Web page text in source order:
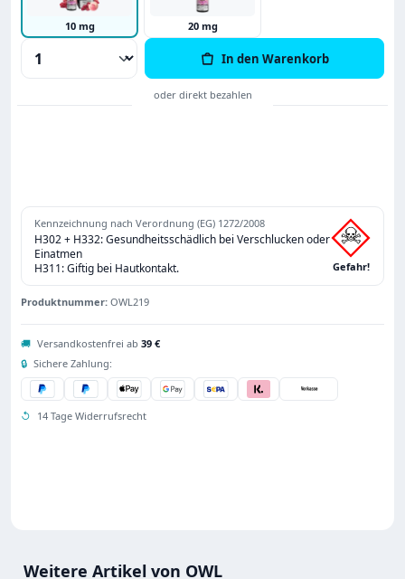
10 mg 20 mg
Produkt Anzahl: Gib den gewünschten
In den Warenkorb
Kennzeichnung nach Verordnung (EG) 1272/2008
H302 + H332: Gesundheitsschädlich bei Verschlucken oder
Einatmen
H311: Giftig bei Hautkontakt.
Gefahr!
Produktnummer: OWL219
🚚 Versandkostenfrei ab 39 €
🔒 Sichere Zahlung:
↺ 14 Tage Widerrufsrecht
Weitere Artikel von OWL